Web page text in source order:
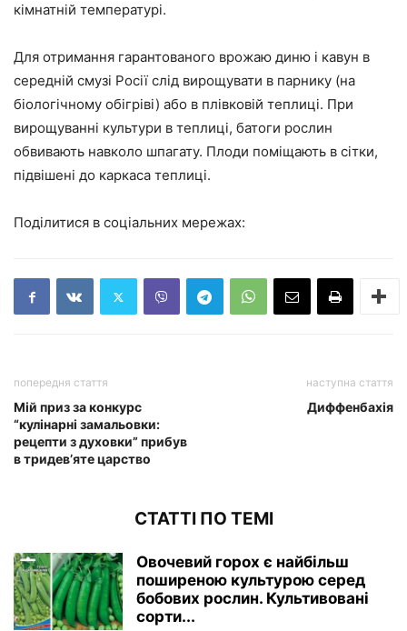
кімнатній температурі.
Для отримання гарантованого врожаю диню і кавун в
середній смузі Росії слід вирощувати в парнику (на
біологічному обігріві) або в плівковій теплиці. При
вирощуванні культури в теплиці, батоги рослин
обвивають навколо шпагату. Плоди поміщають в сітки,
підвішені до каркаса теплиці.
Поділитися в соціальних мережах:
попередня стаття
Мій приз за конкурс
“кулінарні замальовки:
рецепти з духовки” прибув
в тридев’яте царство
наступна стаття
Диффенбахія
СТАТТІ ПО ТЕМІ
Овочевий горох є найбільш
поширеною культурою серед
бобових рослин. Культивовані
сорти...